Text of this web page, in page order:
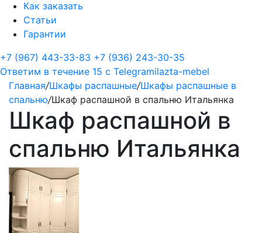
Как заказать
Статьи
Гарантии
+7 (967) 443-33-83 +7 (936) 243-30-35
Ответим в течение 15 с Telegramilazta-mebel
Главная/Шкафы распашные/Шкафы распашные в
спальню/Шкаф распашной в спальню Итальянка
Шкаф распашной в
спальню Итальянка